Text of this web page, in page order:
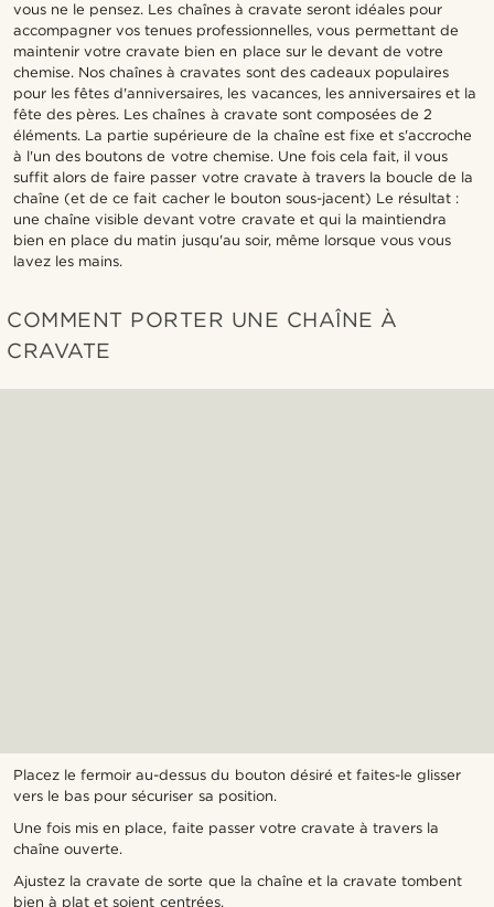
vous ne le pensez. Les chaînes à cravate seront idéales pour
accompagner vos tenues professionnelles, vous permettant de
maintenir votre cravate bien en place sur le devant de votre
chemise. Nos chaînes à cravates sont des cadeaux populaires
pour les fêtes d'anniversaires, les vacances, les anniversaires et la
fête des pères. Les chaînes à cravate sont composées de 2
éléments. La partie supérieure de la chaîne est fixe et s'accroche
à l'un des boutons de votre chemise. Une fois cela fait, il vous
suffit alors de faire passer votre cravate à travers la boucle de la
chaîne (et de ce fait cacher le bouton sous-jacent) Le résultat :
une chaîne visible devant votre cravate et qui la maintiendra
bien en place du matin jusqu'au soir, même lorsque vous vous
lavez les mains.
COMMENT PORTER UNE CHAÎNE À
CRAVATE
Placez le fermoir au-dessus du bouton désiré et faites-le glisser
vers le bas pour sécuriser sa position.
Une fois mis en place, faite passer votre cravate à travers la
chaîne ouverte.
Ajustez la cravate de sorte que la chaîne et la cravate tombent
bien à plat et soient centrées.